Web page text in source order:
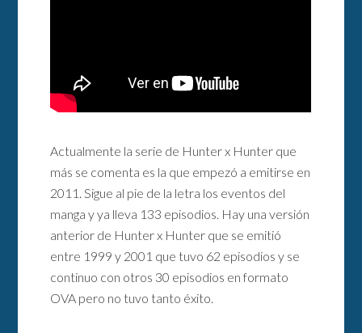
Actualmente la serie de Hunter x Hunter que
más se comenta es la que empezó a emitirse en
2011. Sigue al pie de la letra los eventos del
manga y ya lleva 133 episodios. Hay una versión
anterior de Hunter x Hunter que se emitió
entre 1999 y 2001 que tuvo 62 episodios y se
continuo con otros 30 episodios en formato
OVA pero no tuvo tanto éxito.